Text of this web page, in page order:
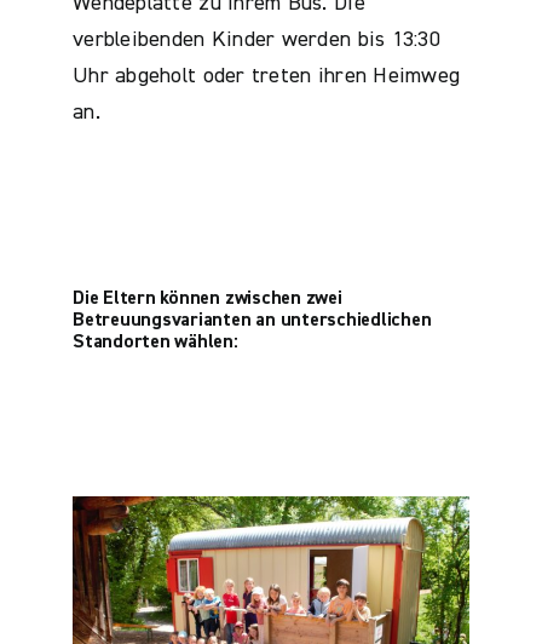
verbleibenden Kinder werden bis 13:30
Uhr abgeholt oder treten ihren Heimweg
an.
Die Eltern können zwischen zwei
Betreuungsvarianten an unterschiedlichen
Standorten wählen: